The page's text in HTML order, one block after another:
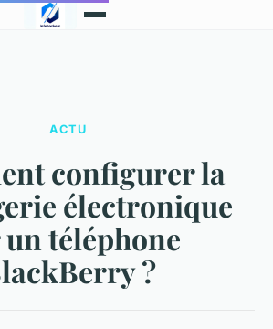
ACTU
configurer la
électronique
téléphone
?